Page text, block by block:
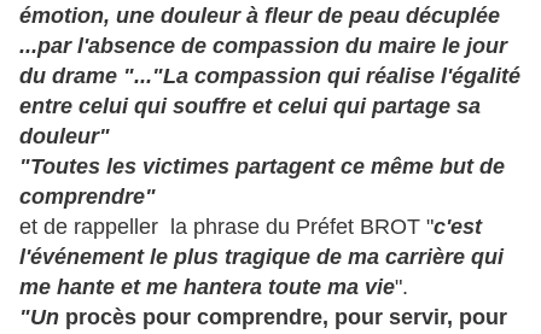
émotion, une douleur à fleur de peau décuplée
...par l'absence de compassion du maire le jour
du drame "..."La compassion qui réalise l'égalité
entre celui qui souffre et celui qui partage sa
douleur"
"Toutes les victimes partagent ce même but de
comprendre"
et de rappeller la phrase du Préfet BROT "c'est
l'événement le plus tragique de ma carrière qui
me hante et me hantera toute ma vie".
"Un procès pour comprendre, pour servir, pour